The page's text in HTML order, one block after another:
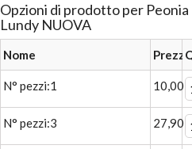
Opzioni di prodotto per Peonia
Lundy NUOVA
Nome Prezzo
N° pezzi:1 10,00
N° pezzi:3 27,90